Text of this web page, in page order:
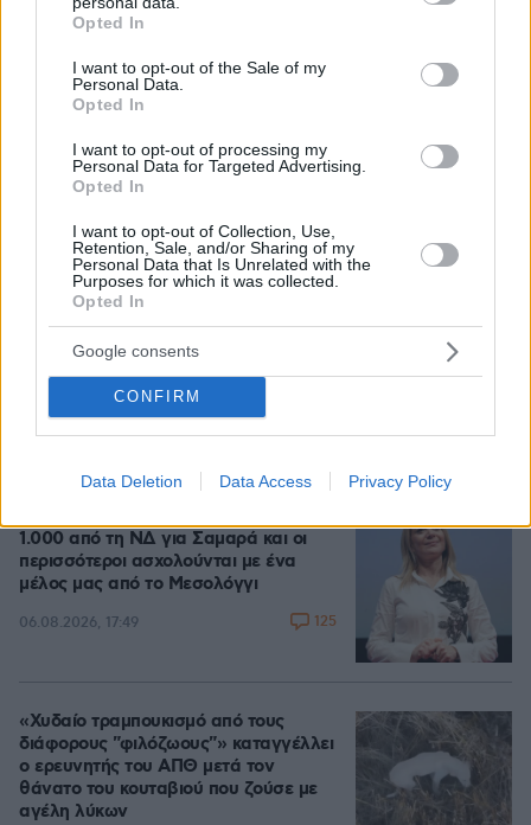
grant or deny consent to Google and its third-party tags to
use your data for below specified purposes in below Google
consent section.
Opted In
I want to opt-out of the Sale of my
Personal Data.
Opted In
I want to opt-out of processing my
Personal Data for Targeted Advertising.
Opted In
I want to opt-out of Collection, Use,
Retention, Sale, and/or Sharing of my
Personal Data that Is Unrelated with the
Purposes for which it was collected.
Opted In
Google consents
CONFIRM
Data Deletion Data Access Privacy Policy
μετά τη σύγκρουση ελικοπτέρων στην Ψάθα,
φωτογραφίες
Η αποκαλυπτική κατάθεση της
γνωρίσαμε τη Λίσα, γιατί υποψιάστηκα
ότι ήταν το πτώμα στη βαλίτσα
ΠΑΟΚ - Άντερλεχτ 0-1 (ημίχρονο): Οι
Βέλγοι «πάγωσαν» την Τούμπα στα 17
δευτερόλεπτα, έχασε πέναλτι ο
Μιχαηλίδης, δείτε το γκολ
πριν 5 λεπτά
1.000 από τη ΝΔ για Σαμαρά και οι
περισσότεροι ασχολούνται με ένα
μέλος μας από το Μεσολόγγι
06.08.2026, 17:49 125
«Χυδαίο τραμπουκισμό από τους
διάφορους "φιλόζωους"» καταγγέλλει
ο ερευνητής του ΑΠΘ μετά τον
θάνατο του κουταβιού που ζούσε με
αγέλη λύκων